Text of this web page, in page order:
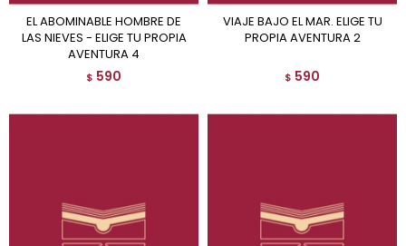
EL ABOMINABLE HOMBRE DE
LAS NIEVES - ELIGE TU PROPIA
AVENTURA 4
$ 590
VIAJE BAJO EL MAR. ELIGE TU
PROPIA AVENTURA 2
$ 590